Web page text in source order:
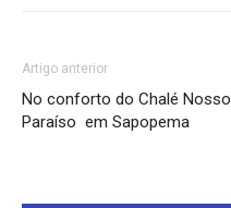
Artigo anterior
No conforto do Chalé Nosso
Paraíso em Sapopema